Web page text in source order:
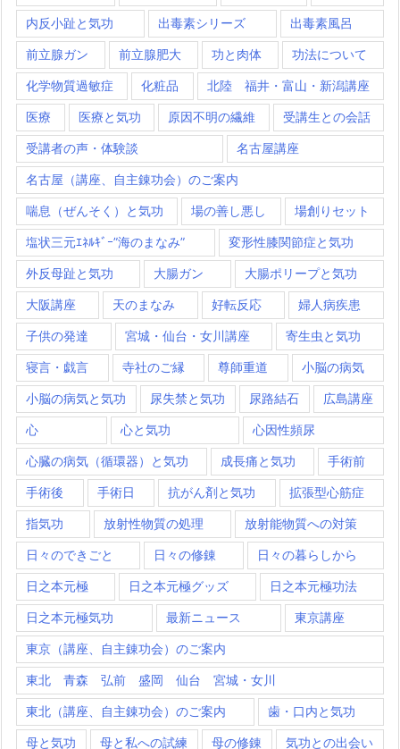
内反小趾と気功 出毒素シリーズ 出毒素風呂
前立腺ガン 前立腺肥大 功と肉体 功法について
化学物質過敏症 化粧品 北陸 福井・富山・新潟講座
医療 医療と気功 原因不明の繊維 受講生との会話
受講者の声・体験談 名古屋講座
名古屋（講座、自主錬功会）のご案内
喘息（ぜんそく）と気功 場の善し悪し 場創りセット
塩状三元ｴﾈﾙｷﾞｰ”海のまなみ” 変形性膝関節症と気功
外反母趾と気功 大腸ガン 大腸ポリープと気功
大阪講座 天のまなみ 好転反応 婦人病疾患
子供の発達 宮城・仙台・女川講座 寄生虫と気功
寝言・戯言 寺社のご縁 尊師重道 小脳の病気
小脳の病気と気功 尿失禁と気功 尿路結石 広島講座
心 心と気功 心因性頻尿
心臓の病気（循環器）と気功 成長痛と気功 手術前
手術後 手術日 抗がん剤と気功 拡張型心筋症
指気功 放射性物質の処理 放射能物質への対策
日々のできごと 日々の修錬 日々の暮らしから
日之本元極 日之本元極グッズ 日之本元極功法
日之本元極気功 最新ニュース 東京講座
東京（講座、自主錬功会）のご案内
東北 青森 弘前 盛岡 仙台 宮城・女川
東北（講座、自主錬功会）のご案内 歯・口内と気功
母と気功 母と私への試練 母の修錬 気功との出会い